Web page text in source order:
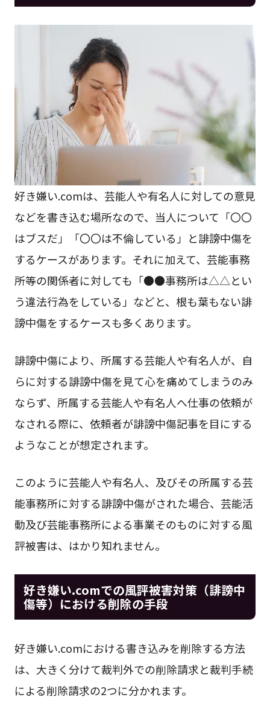
好き嫌い.comは、芸能人や有名人に対しての意見
などを書き込む場所なので、当人について「〇〇
はブスだ」「〇〇は不倫している」と誹謗中傷を
するケースがあります。それに加えて、芸能事務
所等の関係者に対しても「●●事務所は△△とい
う違法行為をしている」などと、根も葉もない誹
謗中傷をするケースも多くあります。
誹謗中傷により、所属する芸能人や有名人が、自
らに対する誹謗中傷を見て心を痛めてしまうのみ
ならず、所属する芸能人や有名人へ仕事の依頼が
なされる際に、依頼者が誹謗中傷記事を目にする
ようなことが想定されます。
このように芸能人や有名人、及びその所属する芸
能事務所に対する誹謗中傷がされた場合、芸能活
動及び芸能事務所による事業そのものに対する風
評被害は、はかり知れません。
好き嫌い.comでの風評被害対策（誹謗中
傷等）における削除の手段
好き嫌い.comにおける書き込みを削除する方法
は、大きく分けて裁判外での削除請求と裁判手続
による削除請求の2つに分かれます。